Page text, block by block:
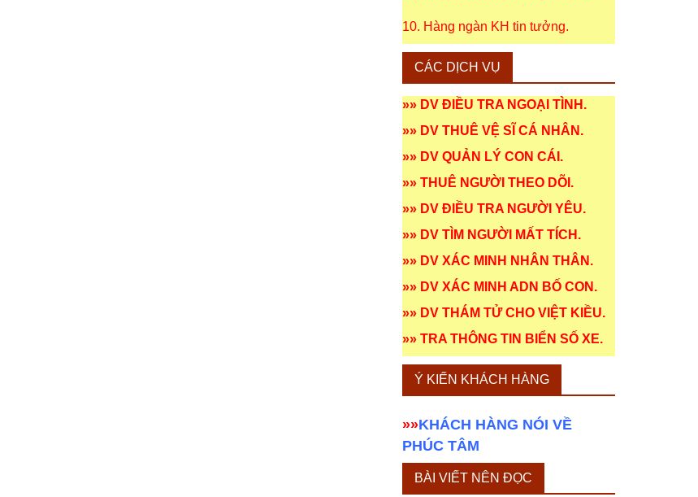
10. Hàng ngàn KH tin tưởng.
CÁC DỊCH VỤ
»» DV ĐIỀU TRA NGOẠI TÌNH .
»» DV THUÊ VỆ SĨ CÁ NHÂN .
»» DV QUẢN LÝ CON CÁI .
»» THUÊ NGƯỜI THEO DÕI .
»» DV ĐIỀU TRA NGƯỜI YÊU.
»» DV TÌM NGƯỜI MẤT TÍCH .
»» DV XÁC MINH NHÂN THÂN .
»» DV XÁC MINH ADN BỐ CON .
»» DV THÁM TỬ CHO VIỆT KIỀU.
»» TRA THÔNG TIN BIỂN SỐ XE.
Ý KIẾN KHÁCH HÀNG
»»KHÁCH HÀNG NÓI VỀ
PHÚC TÂM
BÀI VIẾT NÊN ĐỌC